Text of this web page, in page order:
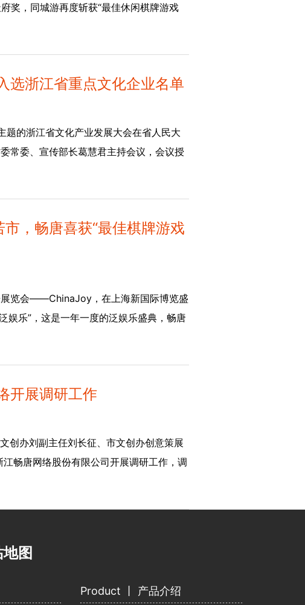
奖，同城游再度斩获“最佳休闲棋牌游戏
选浙江省重点文化企业名单
题的浙江省文化产业发展大会在省人民大
常委、宣传部长葛慧君主持会议，会议授
，畅唐喜获“最佳棋牌游戏
展览会——ChinaJoy，在上海新国际博览盛
娱乐”，这是一年一度的泛娱乐盛典，畅唐
开展调研工作
创办刘副主任刘长征、市文创办创意策展
畅唐网络股份有限公司开展调研工作，调
图
Product 丨 产品介绍